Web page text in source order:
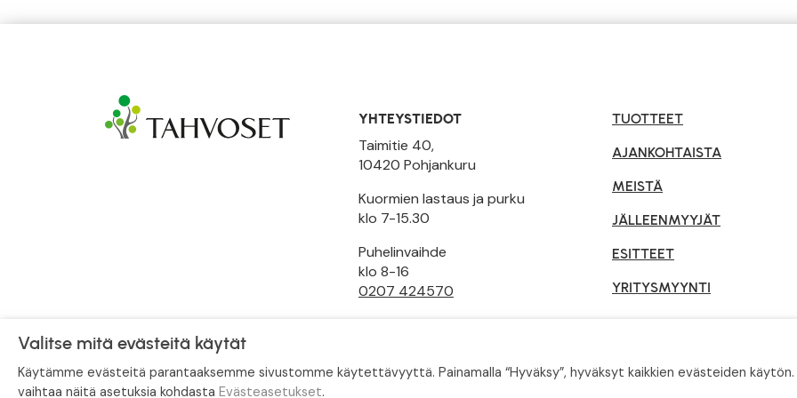
YHTEYSTIEDOT
Taimitie 40,
10420 Pohjankuru
Kuormien lastaus ja purku
klo 7-15.30
Puhelinvaihde
klo 8-16
0207 424570
TUOTTEET
AJANKOHTAISTA
MEISTÄ
JÄLLEENMYYJÄT
ESITTEET
YRITYSMYYNTI
Valitse mitä evästeitä käytät
Käytämme evästeitä parantaaksemme sivustomme käytettävyyttä. Painamalla “Hyväksy”, hyväksyt kaikkien evästeiden
vaihtaa näitä asetuksia kohdasta Evästeasetukset.